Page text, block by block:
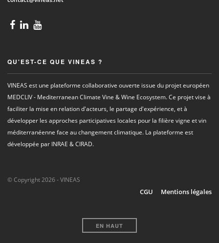
QU'EST-CE QUE VINEAS ?
VINEAS est une plateforme collaborative ouverte issue du projet européen
MEDCLIV - Mediterranean Climate Vine & Wine Ecosystem. Ce projet vise à
faciliter la mise en relation d'acteurs, le partage d'expérience, et à
développer les approches participatives locales pour la filière vigne et vin
méditerranéenne face au changement climatique. La plateforme est
développée par INRAE & CIRAD.
© Copyright 2026 - VINEAS
CGU Mentions légales
EN HAUT